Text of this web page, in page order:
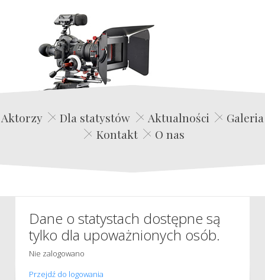
Edwin Film Agencja Aktorska
Aktorzy Dla statystów Aktualności
Galeria
Kontakt
O nas
Dane o statystach dostępne są
tylko dla upoważnionych osób.
Nie zalogowano
Przejdź do logowania